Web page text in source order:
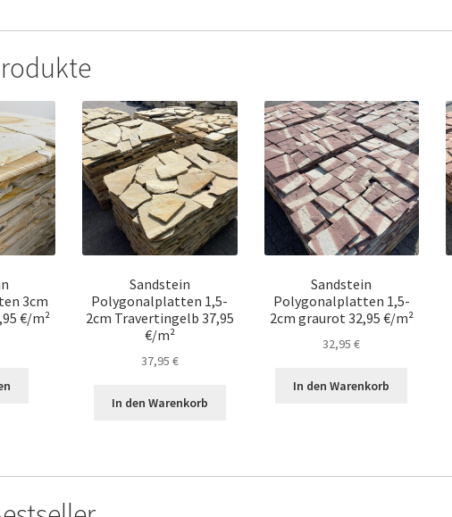
3cm
€/m²
Sandstein
Polygonalplatten 1,5-
2cm Travertingelb 37,95
€/m²
37,95 €
In den Warenkorb
Sandstein
Polygonalplatten 1,5-
2cm graurot 32,95 €/m²
32,95€
In den Warenkorb